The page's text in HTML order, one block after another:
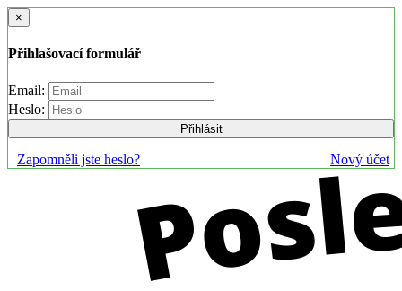
×
Přihlašovací formulář
Email:
Heslo:
Přihlásit
Zapomněli jste heslo? Nový účet